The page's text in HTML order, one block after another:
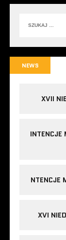
NEWS
XVII
INTENCJE
NTENCJE
XVI